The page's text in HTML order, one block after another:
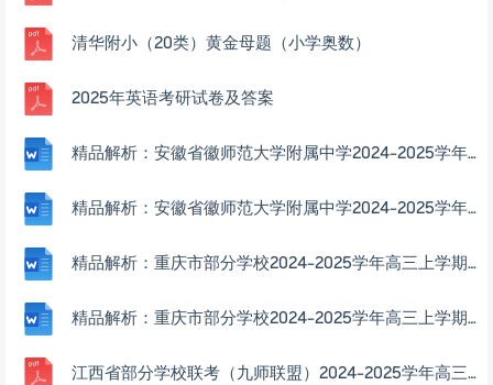
清华附小（20类）黄金母题（小学奥数）
2025年英语考研试卷及答案
精品解析：安徽省徽师范大学附属中学2024-2025学年高三上学期12月模拟数学试题（解析版）
精品解析：安徽省徽师范大学附属中学2024-2025学年高三上学期12月模拟数学试题（原卷版）
精品解析：重庆市部分学校2024-2025学年高三上学期高考模拟调研卷（二）数学试题（原卷版）
精品解析：重庆市部分学校2024-2025学年高三上学期高考模拟调研卷（二）数学试题（解析版）
江西省部分学校联考（九师联盟）2024-2025学年高三上学期12月联考数学试题答案